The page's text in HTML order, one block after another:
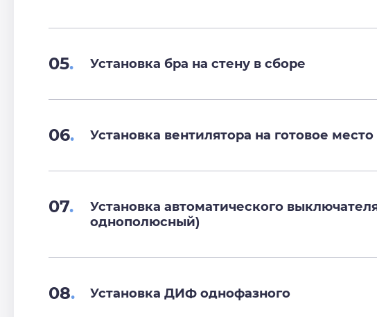
05. Установка бра на стену в сборе
06. Установка вентилятора на готовое
07.
Установка автоматического
однополюсный)
08. Установка ДИФ однофазного